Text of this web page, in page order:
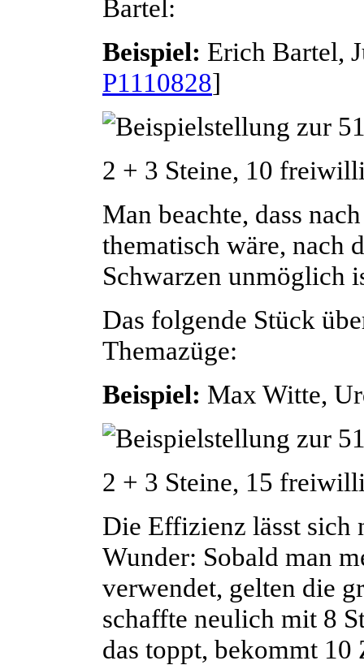
Bartel :
Beispiel: Erich Bartel,
P1110828]
2 + 3 Steine, 10
Man beachte, dass
thematisch wäre, nach
Schwarzen unmöglich
Das folgende Stück
Themazüge:
Beispiel: Max Witte,
2 + 3 Steine, 15
Die Effizienz lässt sich
Wunder: Sobald man
verwendet, gelten die
schaffte neulich mit 8
das toppt, bekommt 10